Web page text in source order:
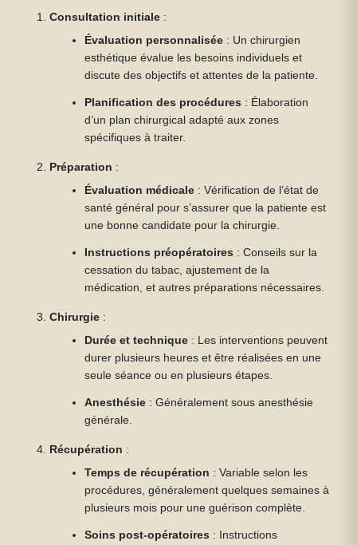
Consultation initiale :
Évaluation personnalisée : Un chirurgien
esthétique évalue les besoins individuels et
discute des objectifs et attentes de la patiente.
Planification des procédures : Élaboration
d’un plan chirurgical adapté aux zones
spécifiques à traiter.
Préparation :
Évaluation médicale : Vérification de l’état de
santé général pour s’assurer que la patiente est
une bonne candidate pour la chirurgie.
Instructions préopératoires : Conseils sur la
cessation du tabac, ajustement de la
médication, et autres préparations nécessaires.
Chirurgie :
Durée et technique : Les interventions peuvent
durer plusieurs heures et être réalisées en une
seule séance ou en plusieurs étapes.
Anesthésie : Généralement sous anesthésie
générale.
Récupération :
Temps de récupération : Variable selon les
procédures, généralement quelques semaines à
plusieurs mois pour une guérison complète.
Soins post-opératoires : Instructions